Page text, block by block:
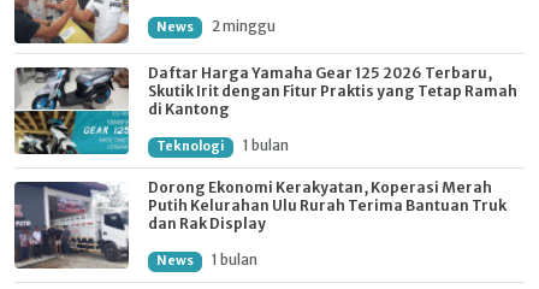
News 2 minggu
Daftar Harga Yamaha Gear 125 2026 Terbaru,
Skutik Irit dengan Fitur Praktis yang Tetap Ramah
di Kantong
Teknologi 1 bulan
Dorong Ekonomi Kerakyatan, Koperasi Merah
Putih Kelurahan Ulu Rurah Terima Bantuan Truk
dan Rak Display
News 1 bulan